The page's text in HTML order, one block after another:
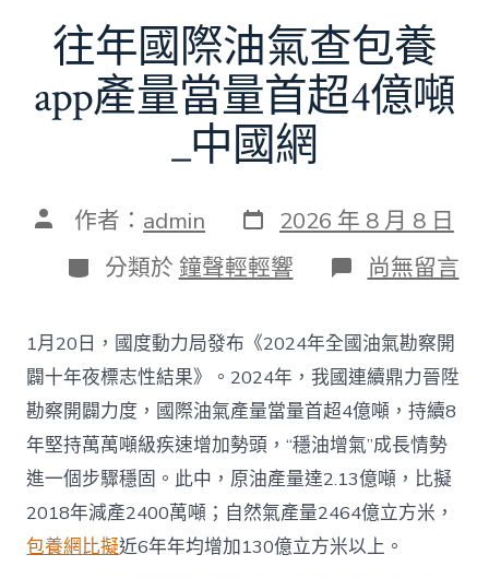
往年國際油氣查包養
app產量當量首超4億噸
_中國網
文 作者： admin 發
表
日
期
2026 年 8 月 8 日
分
類
分類於 鐘聲輕輕響 在
〈往
國
際
油
氣
查
包
養
app
產
量
當
尚無留言
1月20日，國度動力局發布《2024年全國油氣勘察開
闢十年夜標志性結果》。2024年，我國連續鼎力晉陞
勘察開闢力度，國際油氣產量當量首超4億噸，持續8
年堅持萬萬噸級疾速增加勢頭，“穩油增氣”成長情勢
進一個步驟穩固。此中，原油產量達2.13億噸，比擬
2018年減產2400萬噸；自然氣產量2464億立方米，
包養網比擬近6年年均增加130億立方米以上。